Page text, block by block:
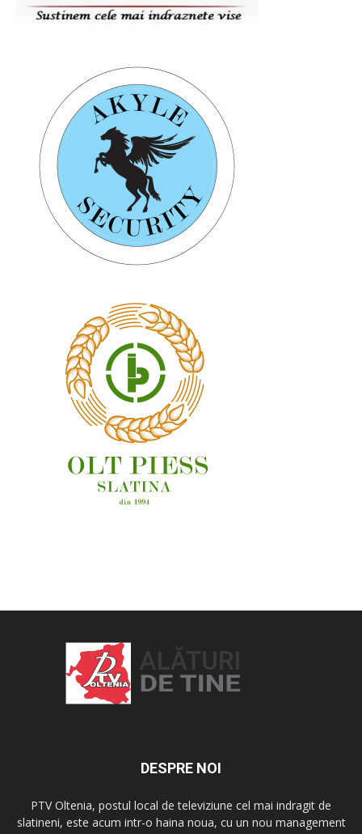
DESPRE NOI
PTV Oltenia, postul local de televiziune cel mai indragit de
slatineni, este acum intr-o haina noua, cu un nou management